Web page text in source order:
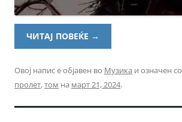
ЧИТАЈ ПОВЕЌЕ →
Овој напис е објавен во Музика и означен со
пролет,том на март 21, 2024.